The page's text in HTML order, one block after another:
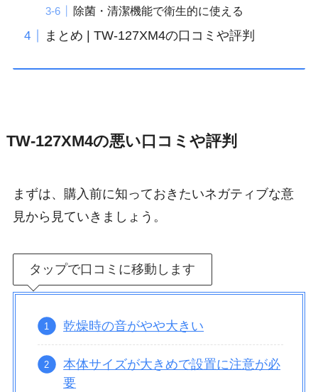
除菌・清潔機能で衛生的に使える
まとめ | TW-127XM4の口コミや評判
TW-127XM4の悪い口コミや評判
まずは、購入前に知っておきたいネガティブな意
見から見ていきましょう。
タップで口コミに移動します
乾燥時の音がやや大きい
本体サイズが大きめで設置に注意が必
要